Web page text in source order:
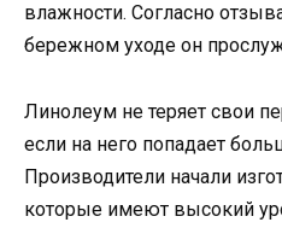
влажности. Согласно
бережном уходе он
Линолеум не теряет свои
если на него попадает
Производители начали
которые имеют высокий